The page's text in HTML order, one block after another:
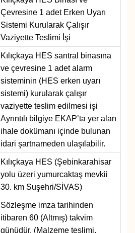
Çevresine 1 adet Erken Uyarı
Sistemi Kurularak Çalışır
Vaziyette Teslimi İşi
Kılıçkaya HES santral binasına
ve çevresine 1 adet alarm
sisteminin (HES erken uyarı
sistemi) kurularak çalışır
vaziyette teslim edilmesi işi
Ayrıntılı bilgiye EKAP’ta yer alan
ihale dokümanı içinde bulunan
idari şartnameden ulaşılabilir.
Kılıçkaya HES (Şebinkarahisar
yolu üzeri yumurcaktaş mevkii
30. km Suşehri/SİVAS)
Sözleşme imza tarihinden
itibaren 60 (Altmış) takvim
günüdür. (Malzeme teslimi,